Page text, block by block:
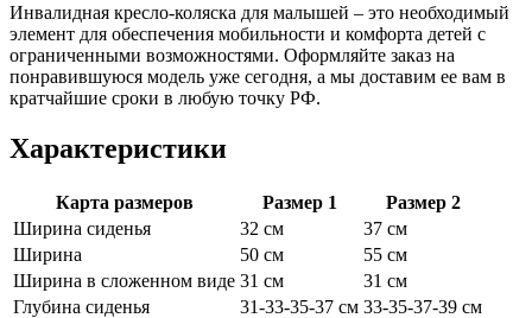
Инвалидная кресло-коляска для малышей – это необходимый
элемент для обеспечения мобильности и комфорта детей с
ограниченными возможностями. Оформляйте заказ на
понравившуюся модель уже сегодня, а мы доставим ее вам в
кратчайшие сроки в любую точку РФ.
Характеристики
Карта размеров Размер 1
Размер 2
Ширина сиденья
32 см
37 см
Ширина
50 см
55 см
Ширина в сложенном виде 31 см
31 см
Глубина сиденья
31-33-35-37 см 33-35-37-39 см